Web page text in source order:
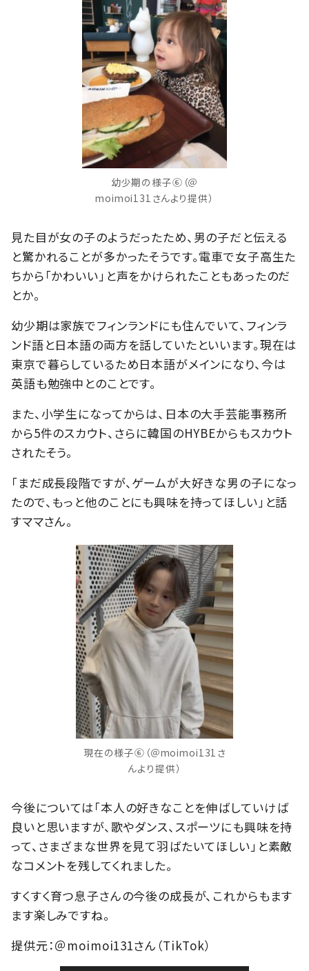
幼少期の様子⑥（＠
moimoi131さんより提供）
見た目が女の子のようだったため、男の子だと伝える
と驚かれることが多かったそうです。電車で女子高生た
ちから「かわいい」と声をかけられたこともあったのだ
とか。
幼少期は家族でフィンランドにも住んでいて、フィンラ
ンド語と日本語の両方を話していたといいます。現在は
東京で暮らしているため日本語がメインになり、今は
英語も勉強中とのことです。
また、小学生になってからは、日本の大手芸能事務所
から5件のスカウト、さらに韓国のHYBEからもスカウト
されたそう。
「まだ成長段階ですが、ゲームが大好きな男の子になっ
たので、もっと他のことにも興味を持ってほしい」と話
すママさん。
現在の様子⑥（＠moimoi131さ
んより提供）
今後については「本人の好きなことを伸ばしていけば
良いと思いますが、歌やダンス、スポーツにも興味を持
って、さまざまな世界を見て羽ばたいてほしい」と素敵
なコメントを残してくれました。
すくすく育つ息子さんの今後の成長が、これからもます
ます楽しみですね。
提供元：＠moimoi131さん（TikTok）